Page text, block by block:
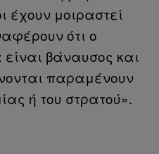
έχουν μοιραστεί
ότι ο
βάναυσος και
παραμένουν
ή του στρατού».